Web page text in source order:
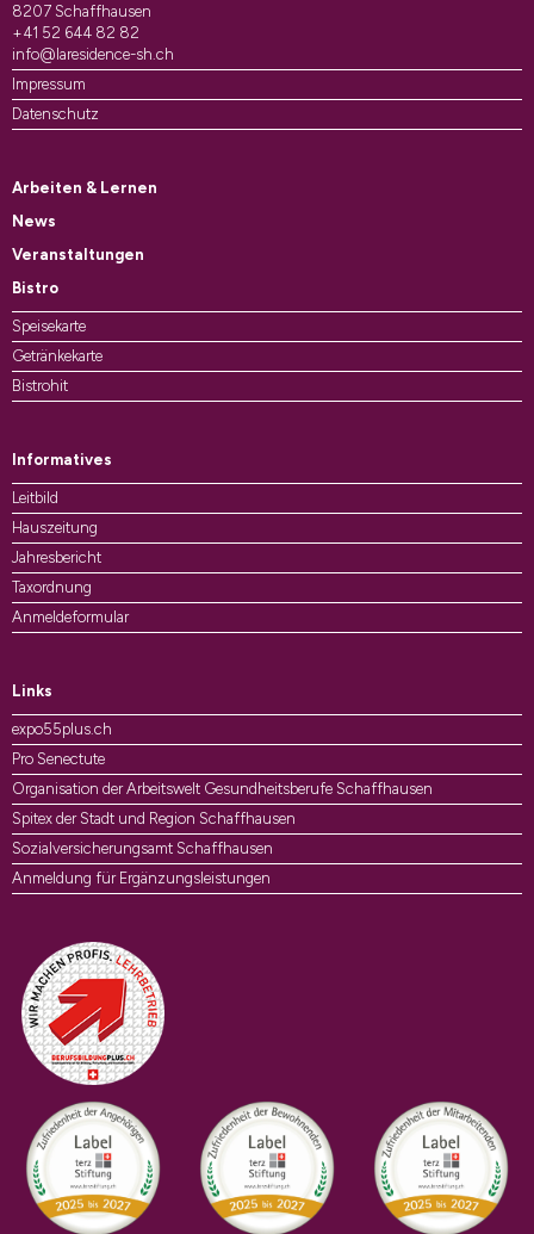
8207 Schaffhausen
+41 52 644 82 82
info@laresidence-sh.ch
Impressum
Datenschutz
Arbeiten & Lernen
News
Veranstaltungen
Bistro
Speisekarte
Getränkekarte
Bistrohit
Informatives
Leitbild
Hauszeitung
Jahresbericht
Taxordnung
Anmeldeformular
Links
expo55plus.ch
Pro Senectute
Organisation der Arbeitswelt Gesundheitsberufe Schaffhausen
Spitex der Stadt und Region Schaffhausen
Sozialversicherungsamt Schaffhausen
Anmeldung für Ergänzungsleistungen
Auszeichnungen